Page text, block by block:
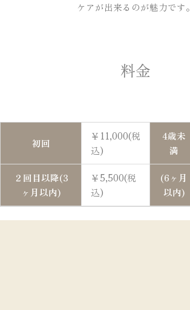
ケアが出来るのが魅力です。
料金
初回
￥11,000(税
込)
4歳未
満
２回目以降(3
ヶ月以内)
￥5,500(税
込)
(6ヶ月
以内)